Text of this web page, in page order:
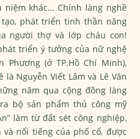
khác… Chính làng nghề
phát triển tinh thần năng
người thợ và lớp cháu con!
triển ý tưởng của nữ nghệ
Phương (ở TP.Hồ Chí Minh),
Nguyễn Viết Lâm và Lê Văn
năm qua cộng đồng làng
bộ sản phẩm thủ công mỹ
làm từ đất sét công nghiệp,
nổi tiếng của phố cổ, được